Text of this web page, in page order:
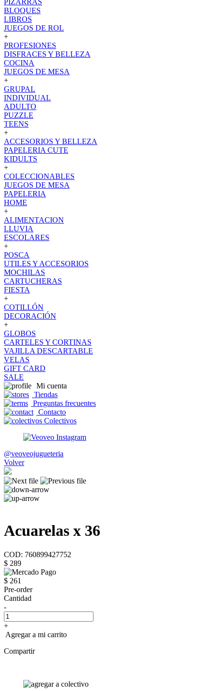
PIZARRAS
BLOQUES
LIBROS
JUEGOS DE ROL
+
PROFESIONES
DISFRACES Y BELLEZA
COCINA
JUEGOS DE MESA
+
GRUPAL
INDIVIDUAL
ADULTO
PUZZLE
TEENS
+
ACCESORIOS Y BELLEZA
PAPELERIA CUTE
KIDULTS
+
COLECCIONABLES
JUEGOS DE MESA
PAPELERIA
HOME
+
ALIMENTACION
LLUVIA
ESCOLARES
+
POSCA
UTILES Y ACCESORIOS
MOCHILAS
CARTUCHERAS
FIESTA
+
COTILLÓN
DECORACIÓN
+
GLOBOS
CARTELES Y CORTINAS
VAJILLA DESCARTABLE
VELAS
GIFT CARD
SALE
Mi cuenta
Tiendas
Preguntas frecuentes
Contacto
Colectivos
@veoveojugueteria
Volver
Acuarelas x 36
COD: 760899427752
$ 289
$ 261
Pre-order
Cantidad
-
+
Agregar a mi carrito
Compartir